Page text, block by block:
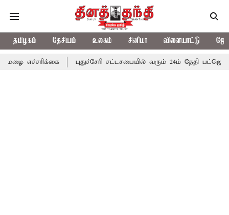
தமிழகம் தேசியம் உலகம் சினிமா விளையாட்டு
புதுச்சேரி சட்டசபையில் வரும் 24ம் தேதி பட்ஜெட் தாக்கல்